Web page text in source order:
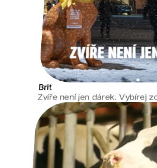
Brit
Zvíře není jen dárek. Vybírej